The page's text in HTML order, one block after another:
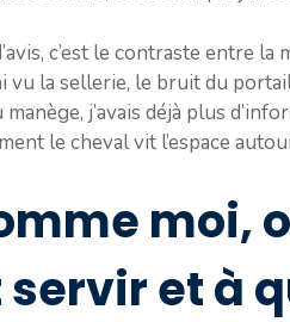
c’est le contraste entre
vu la sellerie, le bruit du
j’avais déjà plus
le cheval vit l’espace
moi,
et à